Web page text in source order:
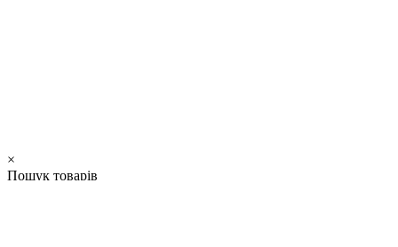
×
Пошук товарів